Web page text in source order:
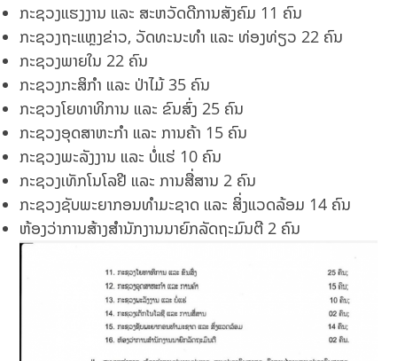
ກະຊວງແຮງງານ ແລະ ສະຫວັດດີການສັງຄົມ 11 ຄົນ
ກະຊວງຖະແຫຼງຂ່າວ, ວັດທະນະທຳ ແລະ ທ່ອງທ່ຽວ 22 ຄົນ
ກະຊວງພາຍໃນ 22 ຄົນ
ກະຊວງກະສິກຳ ແລະ ປ່າໄມ້ 35 ຄົນ
ກະຊວງໂຍທາທິການ ແລະ ຂົນສົ່ງ 25 ຄົນ
ກະຊວງອຸດສາຫະກຳ ແລະ ການຄ້າ 15 ຄົນ
ກະຊວງພະລັງງານ ແລະ ບໍ່ແຮ່ 10 ຄົນ
ກະຊວງເທັກໂນໂລຢີ ແລະ ການສື່ສານ 2 ຄົນ
ກະຊວງຊັບພະຍາກອນທຳມະຊາດ ແລະ ສິ່ງແວດລ້ອມ 14 ຄົນ
ຫ້ອງວ່າການສ້າງສຳນັກງານນາຍົກລັດຖະມົນຕີ 2 ຄົນ